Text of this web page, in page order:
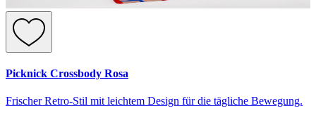
Picknick Crossbody Rosa
Frischer Retro-Stil mit leichtem Design für die tägliche Bewegung.